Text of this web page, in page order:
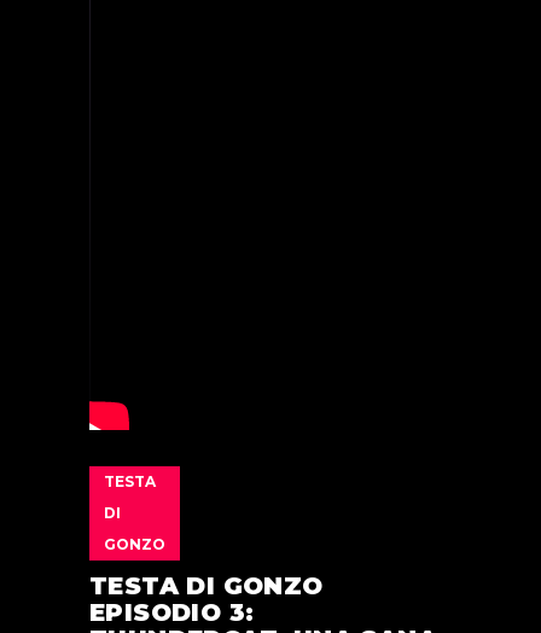
TESTA
DI
GONZO
TESTA DI GONZO
EPISODIO 3: